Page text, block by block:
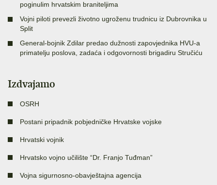
poginulim hrvatskim braniteljima
Vojni piloti prevezli životno ugroženu trudnicu iz Dubrovnika u
Split
General-bojnik Zdilar predao dužnosti zapovjednika HVU-a
primatelju poslova, zadaća i odgovornosti brigadiru Stručiću
Izdvajamo
OSRH
Postani pripadnik pobjedničke Hrvatske vojske
Hrvatski vojnik
Hrvatsko vojno učilište “Dr. Franjo Tuđman”
Vojna sigurnosno-obavještajna agencija